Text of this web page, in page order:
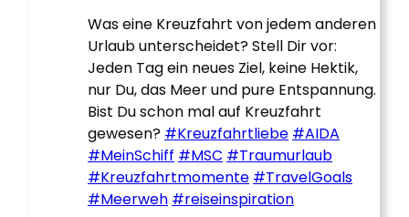
Was eine Kreuzfahrt von jedem anderen
Urlaub unterscheidet? Stell Dir vor:
Jeden Tag ein neues Ziel, keine Hektik,
nur Du, das Meer und pure Entspannung.
Bist Du schon mal auf Kreuzfahrt
gewesen? #Kreuzfahrtliebe #AIDA
#MeinSchiff #MSC #Traumurlaub
#Kreuzfahrtmomente #TravelGoals
#Meerweh #reiseinspiration